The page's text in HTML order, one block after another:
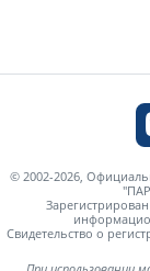
© 2002-2026,
Свидетельство о